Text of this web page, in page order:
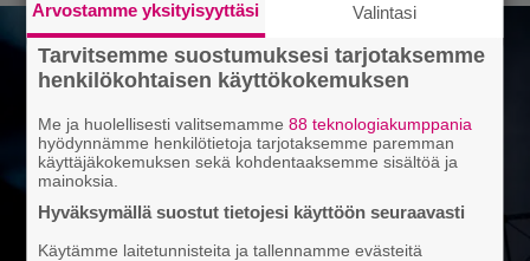
Arvostamme yksityisyyttäsi Valintasi
Tarvitsemme suostumuksesi tarjotaksemme
henkilökohtaisen käyttökokemuksen
Me ja huolellisesti valitsemamme88 teknologiakumppania
hyödynnämme henkilötietoja tarjotaksemme paremman
käyttäjäkokemuksen sekä kohdentaaksemme sisältöä ja
mainoksia.
Hyväksymällä suostut tietojesi käyttöön seuraavasti
Käytämme laitetunnisteita ja tallennamme evästeitä